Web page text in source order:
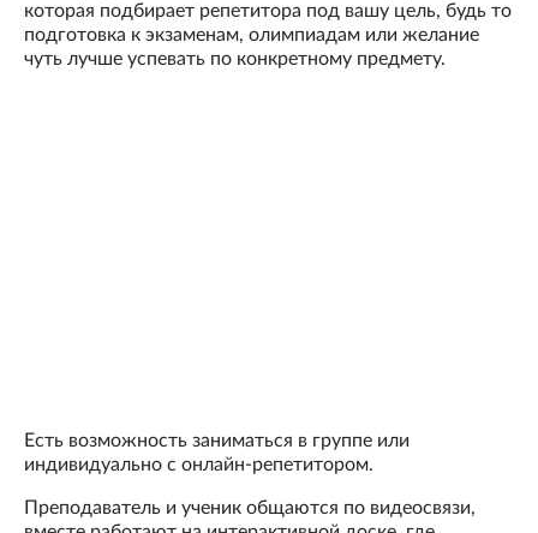
которая подбирает репетитора под вашу цель, будь то
подготовка к экзаменам, олимпиадам или желание
чуть лучше успевать по конкретному предмету.
Есть возможность заниматься в группе или
индивидуально с онлайн-репетитором.
Преподаватель и ученик общаются по видеосвязи,